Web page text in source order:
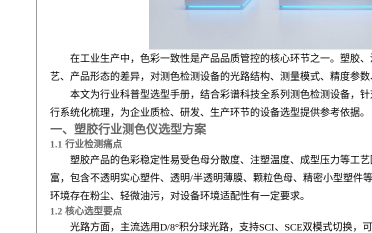
在工业生产中，色彩一致性是产品品质管控的核心环节之一。塑胶
艺、产品形态的差异，对测色检测设备的光路结构、测量模式、精度参数
本文为行业科普型选型手册，结合彩谱科技全系列测色检测设备，
行系统化梳理，为企业质检、研发、生产环节的设备选型提供参考依据。
一、塑胶行业测色仪选型方案
1.1 行业检测痛点
塑胶产品的色彩稳定性易受色母分散度、注塑温度、成型压力等工
富，包含不透明实心塑件、透明/半透明薄膜、颗粒色母、精密小型塑件
环境存在粉尘、轻微油污，对设备环境适配性有一定要求。
1.2 核心选型要点
光路方面，主流选用D/8°积分球光路，支持SCI、SCE双模式切换